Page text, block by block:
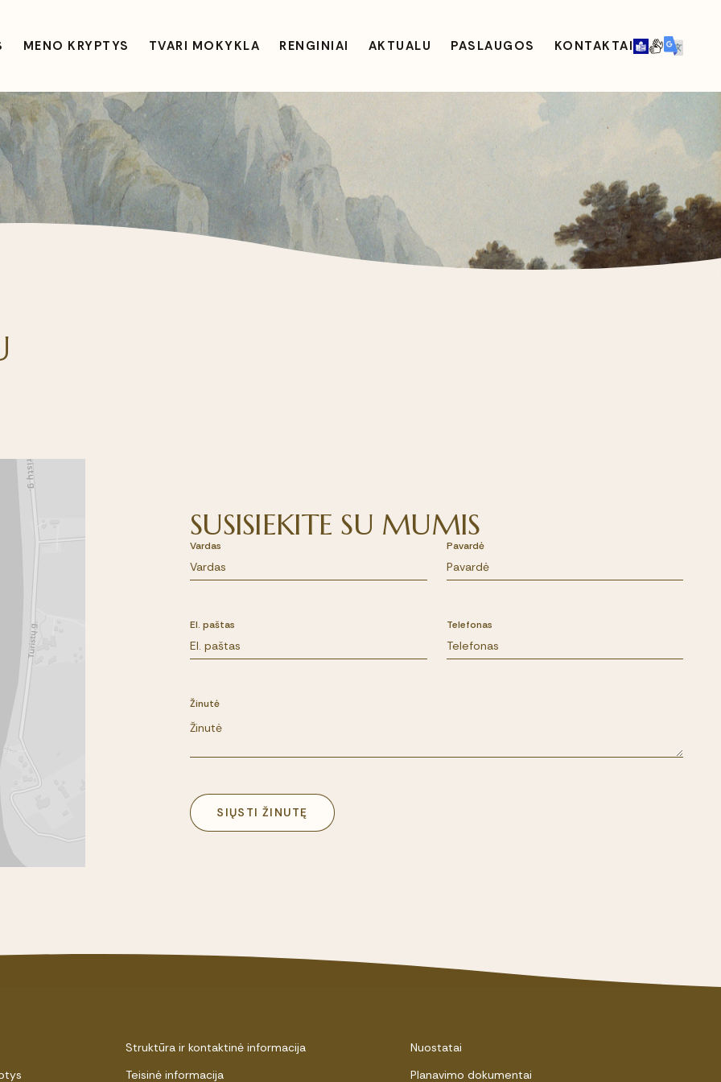
MENO KRYPTYS TVARI MOKYKLA RENGINIAI AKTUALU PASLAUGOS KONTAKTAI
SUSISIEKITE SU MUMIS
Vardas Pavardė
El. paštas Telefonas
Žinutė
SIŲSTI ŽINUTĘ
Struktūra ir kontaktinė informacija
Teisinė informacija
Nuostatai
Planavimo dokumentai